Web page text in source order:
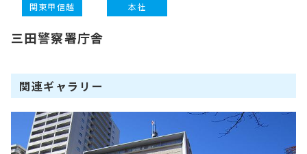
関東甲信越 本社
三田警察署庁舎
関連ギャラリー